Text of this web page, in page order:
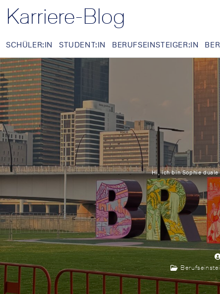
Karriere-Blog
SCHÜLER:IN STUDENT:IN BERUFSEINSTEIGER:IN
Hi, ich bin Sophie